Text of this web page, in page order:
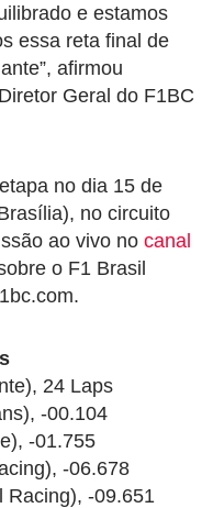
e estamos
essa reta final de
afirmou
Geral do F1BC
no dia 15 de
no circuito
ao vivo no canal
o F1 Brasil
24 Laps
-00.104
-01.755
-06.678
Racing), -09.651